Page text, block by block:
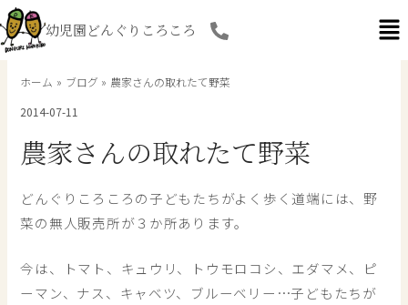
内
容
を
幼児園どんぐりころころ
ホーム ブログ
農家さんの取れたて野菜
2014-07-11
農家さんの取れたて野菜
どんぐりころころの子どもたちがよく歩く道端には、野
菜の無人販売所が３か所あります。
今は、トマト、キュウリ、トウモロコシ、エダマメ、ピ
ーマン、ナス、キャベツ、ブルーベリー…子どもたちが